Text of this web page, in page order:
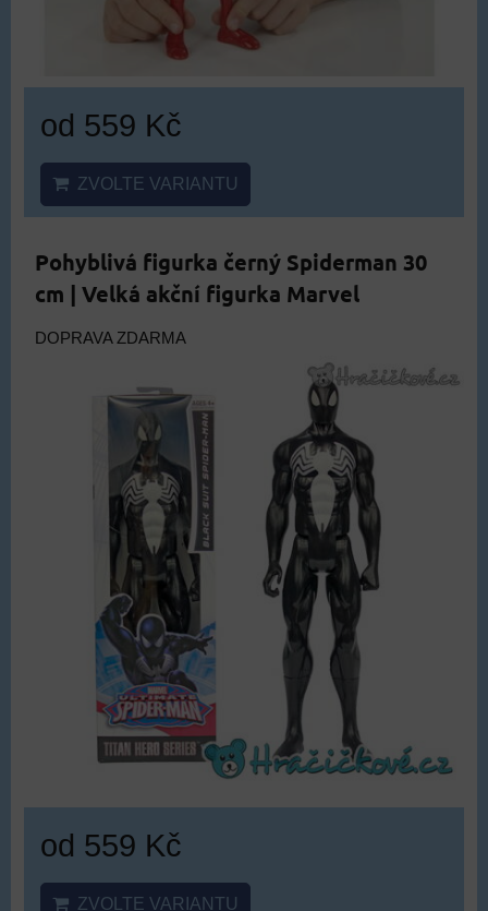
od 559 Kč
ZVOLTE VARIANTU
Pohyblivá figurka černý Spiderman 30
cm | Velká akční figurka Marvel
DOPRAVA ZDARMA
od 559 Kč
ZVOLTE VARIANTU